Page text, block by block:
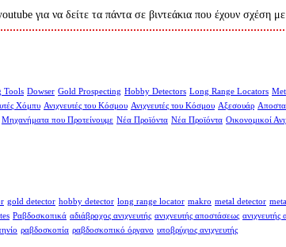
για να δείτε τα πάντα σε βιντεάκια που έχουν σχέση με
Tools Dowser Gold Prospecting Hobby Detectors Long Range Locators
Χόμπυ Ανιχνευτές του Κόσμου Ανιχνευτές του Κόσμου Αξεσουάρ
Μηχανήματα που Προτείνουμε Νέα Προϊόντα Νέα Προϊόντα Οικονομικοί
gold detector hobby detector long range locator makro metal detector
Ραβδοσκοπικά αδιάβροχος ανιχνευτής ανιχνευτής αποστάσεως ανιχνευτής
ραβδοσκοπία ραβδοσκοπικό όργανο υποβρύχιος ανιχνευτής